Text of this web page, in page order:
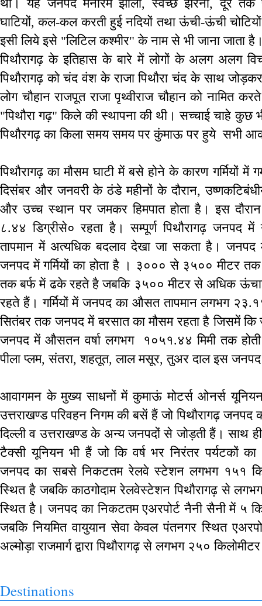
था। यह जनपद मनोरम झीलों, स्वच्छ झरनों, दूर तक
घाटियों, कल-कल करती हुई नदियों तथा ऊंची-ऊंची
इसी लिये इसे "लिटिल कश्मीर" के नाम से भी जाना जाता
पिथौरागढ़ के इतिहास के बारे में लोगों के अलग अलग
पिथौरागढ़ को चंद वंश के राजा पिथौरा चंद के साथ
लोग चौहान राजपूत राजा पृथ्वीराज चौहान को नामित
"पिथौरा गढ़" किले की स्थापना की थी। सच्चाई चाहे कुछ
पिथौरगढ़ का किला समय समय पर कुंमाऊ पर हुये सभी
पिथौरागढ़ का मौसम घाटी में बसे होने के कारण गर्मियों में
दिसंबर और जनवरी के ठंडे महीनों के दौरान,
और उच्च स्थान पर जमकर हिमपात होता है। इस
८.४४ डिग्रीसे० रहता है। सम्पूर्ण पिथौरागढ़
तापमान में अत्यधिक बदलाव देखा जा सकता है।
जनपद में गर्मियों का होता है । ३००० से ३५०० मीटर तक
तक बर्फ में ढके रहते है जबकि ३५०० मीटर से अधिक
रहते हैं। गर्मियों में जनपद का औसत तापमान लगभग
सितंबर तक जनपद में बरसात का मौसम रहता है जिसमें कि
जनपद में औसतन वर्षा लगभग १०५१.४४ मिमी तक होती
पीला प्लम, संतरा, शहतूत, लाल मसूर, तुअर दाल इस
आवागमन के मुख्य साधनों में कुमाऊं मोटर्स ओनर्स
उत्तराखण्ड परिवहन निगम की बसें हैं जो पिथौरागढ़ जनपद
दिल्ली व उत्तराखण्ड के अन्य जनपदों से जोड़ती हैं। साथ
टैक्सी यूनियन भी हैं जो कि वर्ष भर निरंतर पर्यटकों
जनपद का सबसे निकटतम रेलवे स्टेशन लगभग १५१
स्थित है जबकि काठगोदाम रेलवेस्टेशन पिथौरागढ़ से
स्थित है। जनपद का निकटतम एअरपोर्ट नैनी सैनी में ५
जबकि नियमित वायुयान सेवा केवल पंतनगर स्थित
अल्मोड़ा राजमार्ग द्वारा पिथौरागढ़ से लगभग २५०
Destinations